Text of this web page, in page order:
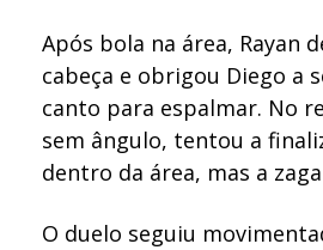
Após bola na área, Rayan
cabeça e obrigou Diego a
canto para espalmar. No
sem ângulo, tentou a
dentro da área, mas a
O duelo seguiu